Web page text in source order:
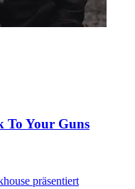
To Your Guns
präsentiert